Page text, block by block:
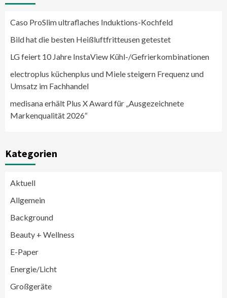
Caso ProSlim ultraflaches Induktions-Kochfeld
Bild hat die besten Heißluftfritteusen getestet
LG feiert 10 Jahre InstaView Kühl-/Gefrierkombinationen
electroplus küchenplus und Miele steigern Frequenz und
Umsatz im Fachhandel
medisana erhält Plus X Award für „Ausgezeichnete
Markenqualität 2026“
Kategorien
Aktuell
Allgemein
Background
Beauty + Wellness
E-Paper
Energie/Licht
Großgeräte